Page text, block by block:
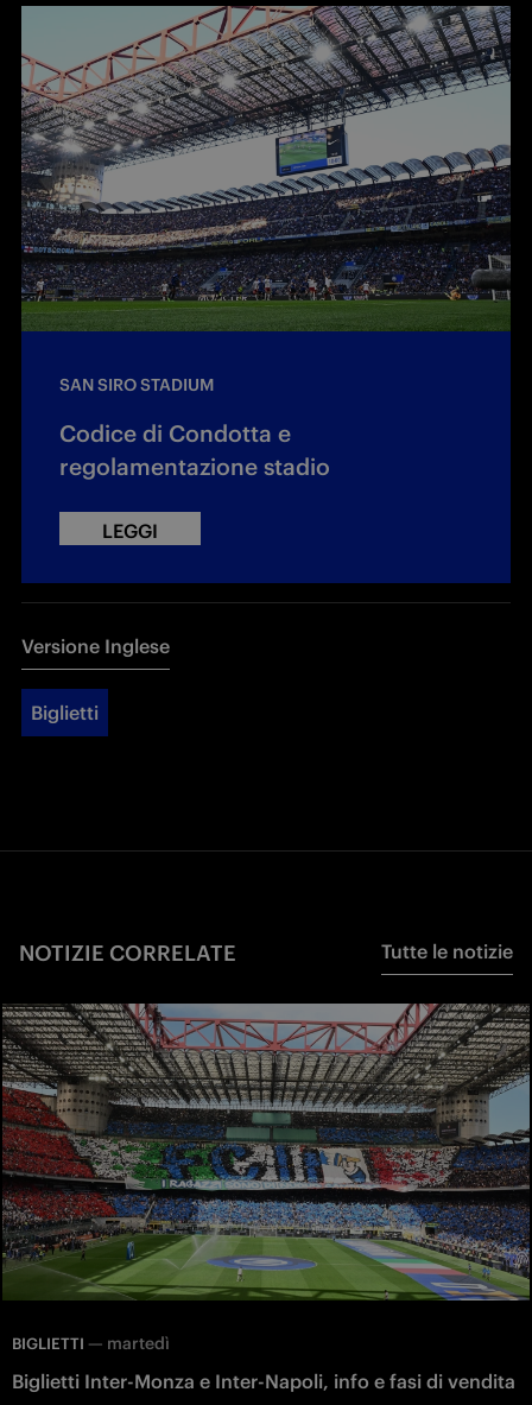
SAN SIRO STADIUM
Codice di Condotta e
regolamentazione stadio
LEGGI
Versione Inglese
Biglietti
NOTIZIE CORRELATE Tutte le notizie
BIGLIETTI — martedì
Biglietti Inter-Monza e Inter-Napoli, info e fasi di vendita